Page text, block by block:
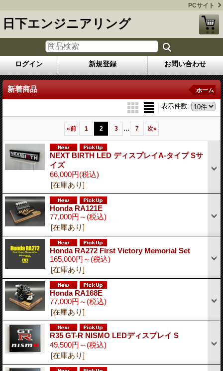
PCサイト
日下エンジニアリング
ログイン 新規登録 お問い合わせ
新着商品 ホーム
表示件数:
«前 1 2 3 ... 7 次»
NEXT BIRTH LED ディスプレイA-タイプ Sサ
イズ
66,000円(税込)
[在庫あり]
Honda RA121E
77,000円～ (税込)
[在庫あり]
Honda RA272 First Victory Memorial Set
165,000円～ (税込)
[在庫あり]
Honda RA168E
77,000円～ (税込)
[在庫あり]
R35 GT-R NISMO LEDディスプレイ S
49,500円～ (税込)
[在庫あり]